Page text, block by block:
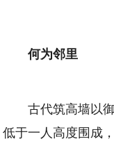
何为邻里
古代筑高墙以
低于一人高度围成